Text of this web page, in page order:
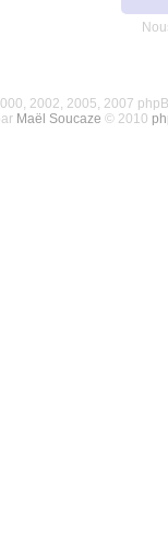
2002, 2005, 2007
Maël Soucaze © 2010